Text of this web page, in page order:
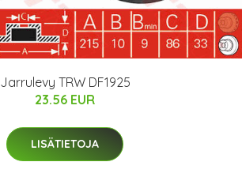
Jarrulevy TRW DF1925
23.56 EUR
LISÄTIETOJA